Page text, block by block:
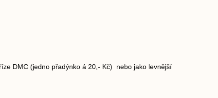
DMC (jedno přadýnko á 20,- Kč) nebo jako levnější